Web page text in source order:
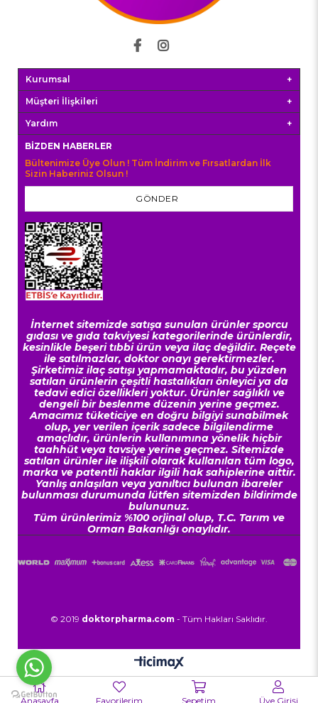
Kurumsal
Müşteri İlişkileri
Yardım
BIZDEN HABERLER
Bültenimize Üye Olun ! Tüm İndirim ve Fırsatlardan İlk
Sizin Haberiniz Olsun !
GÖNDER
İnternet sitemizde satışa sunulan ürünler sporcu
gıdası ve gıda takviyesi kategorilerinde ürünlerdir,
kesinlikle beşeri tıbbi ürün veya ilaç değildir. Reçete
ile satılmazlar, doktor onayı gerektirmezler.
Şirketimiz ilaç satışı yapmamaktadır, bu yüzden
satılan ürünlerin çeşitli hastalıkları önleyici ya da
tedavi edici özellikleri yoktur. Ürünler sağlıklı ve
dengeli bir beslenme düzenin yerine geçmez.
Amacımız tüketiciye en doğru bilgiyi sunabilmek
olup, yer verilen içerik sadece bilgilendirme
amaçlıdır, ürünlerin kullanımına yönelik hiçbir
taahhüt veya tavsiye yerine geçmez. Sitemizde
satılan ürünler ile ilişkili olarak kullanılan tüm logo,
marka ve patentli haklar ilgili hak sahiplerine aittir.
Yanlış anlaşılan veya yanıltıcı bulunan ibareler
bulunması durumunda lütfen sitemizden bildirimde
bulununuz.
Tüm ürünlerimiz %100 orjinal olup, T.C. Tarım ve
Orman Bakanlığı onaylıdır.
© 2019 doktorpharma.com - Tüm Hakları Saklıdır.
Anasayfa Favorilerim Sepetim Üye Girişi